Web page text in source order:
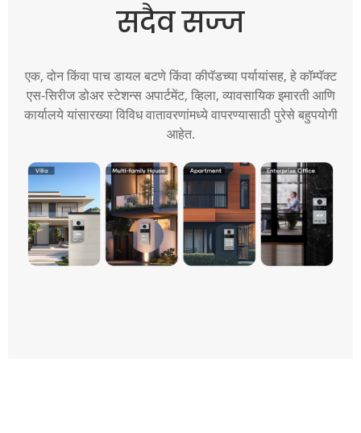
सदैव सज्ज
एक, दोन किंवा पाच डायल बटणे किंवा कीपॅडच्या पर्यायांसह, हे कॉम्पॅक्ट
एस-सिरीज डोअर स्टेशन्स अपार्टमेंट, व्हिला, व्यावसायिक इमारती आणि
कार्यालये यांसारख्या विविध वातावरणांमध्ये वापरण्यासाठी पुरेसे बहुपयोगी
आहेत.